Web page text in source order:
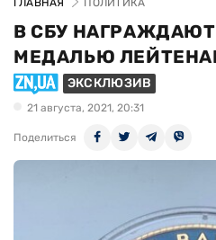
ГЛАВНАЯ ПОЛИТИКА
В СБУ
МЕДАЛЬЮ
ЭКСКЛЮЗИВ
21 августа, 2021, 20:31
Поделиться